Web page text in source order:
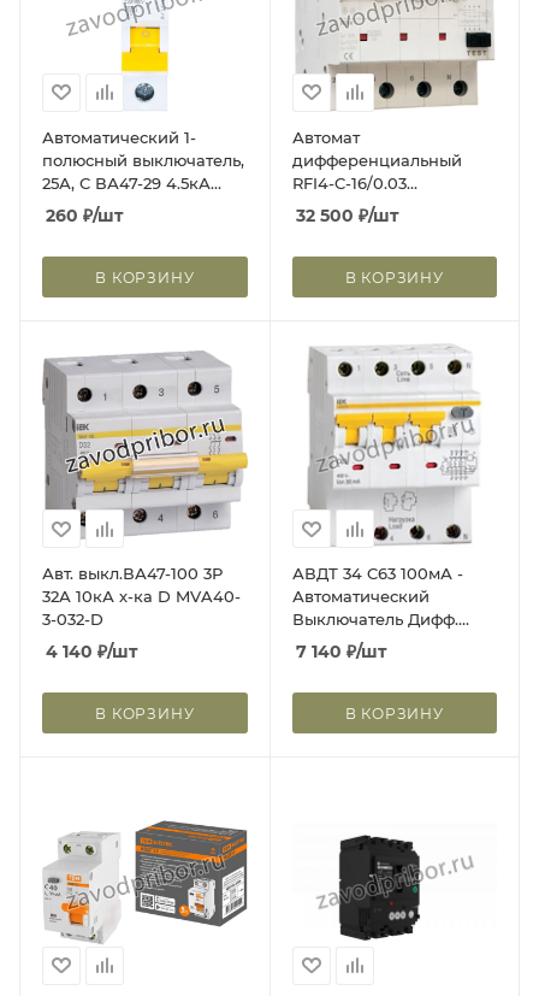
Автоматический 1-
полюсный выключатель,
25А, С ВА47-29 4.5кА
MVA20-1-025-C
260 ₽/шт
В КОРЗИНУ
Автомат
дифференциальный
RFI4-C-16/0.03
УТ-00019760
32 500 ₽/шт
В КОРЗИНУ
Авт. выкл.ВА47-100 3Р
32А 10кА х-ка D MVA40-
3-032-D
4 140 ₽/шт
В КОРЗИНУ
АВДТ 34 C63 100мА -
Автоматический
Выключатель Дифф.
тока IEK
7 140 ₽/шт
В КОРЗИНУ